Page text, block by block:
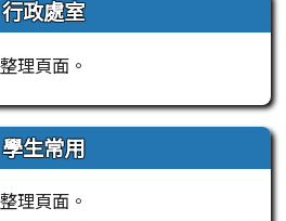
行政處室
理頁面。
學生常用
理頁面。